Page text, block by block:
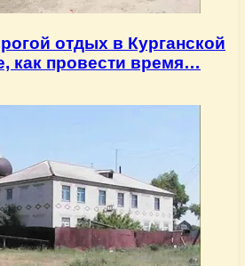
отдых в Курганской
как провести время…